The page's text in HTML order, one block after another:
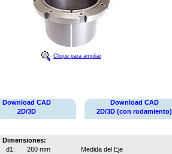
Clique para ampliar
Download CAD
2D/3D
Download CAD
2D/3D (con rodamiento)
Dimensiones:
d1:
260 mm
Medida del Eje